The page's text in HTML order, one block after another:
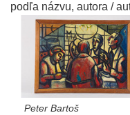
podľa názvu, autora /
Peter Bartoš